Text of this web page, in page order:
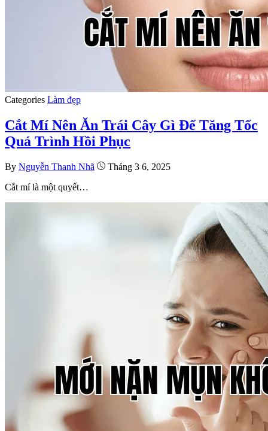
Categories Làm đẹp
Cắt Mí Nên Ăn Trái Cây Gì Để Tăng Tốc
Quá Trình Hồi Phục
By Nguyễn Thanh Nhã
Tháng 3 6, 2025
Cắt mí là một quyết…